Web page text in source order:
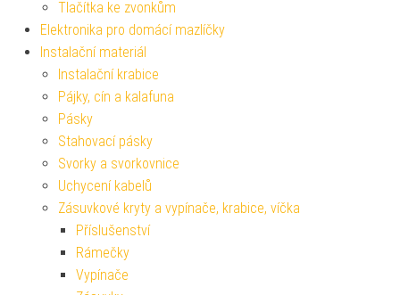
Tlačítka ke zvonkům
Elektronika pro domácí mazlíčky
Instalační materiál
Instalační krabice
Pájky, cín a kalafuna
Pásky
Stahovací pásky
Svorky a svorkovnice
Uchycení kabelů
Zásuvkové kryty a vypínače, krabice, víčka
Příslušenství
Rámečky
Vypínače